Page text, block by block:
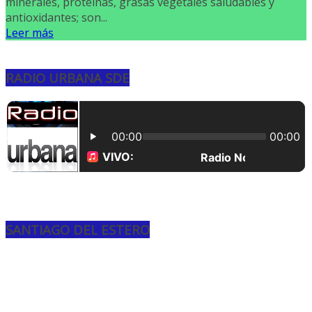
antioxidantes; son...
Leer más
RADIO URBANA SDE
SANTIAGO DEL ESTERO